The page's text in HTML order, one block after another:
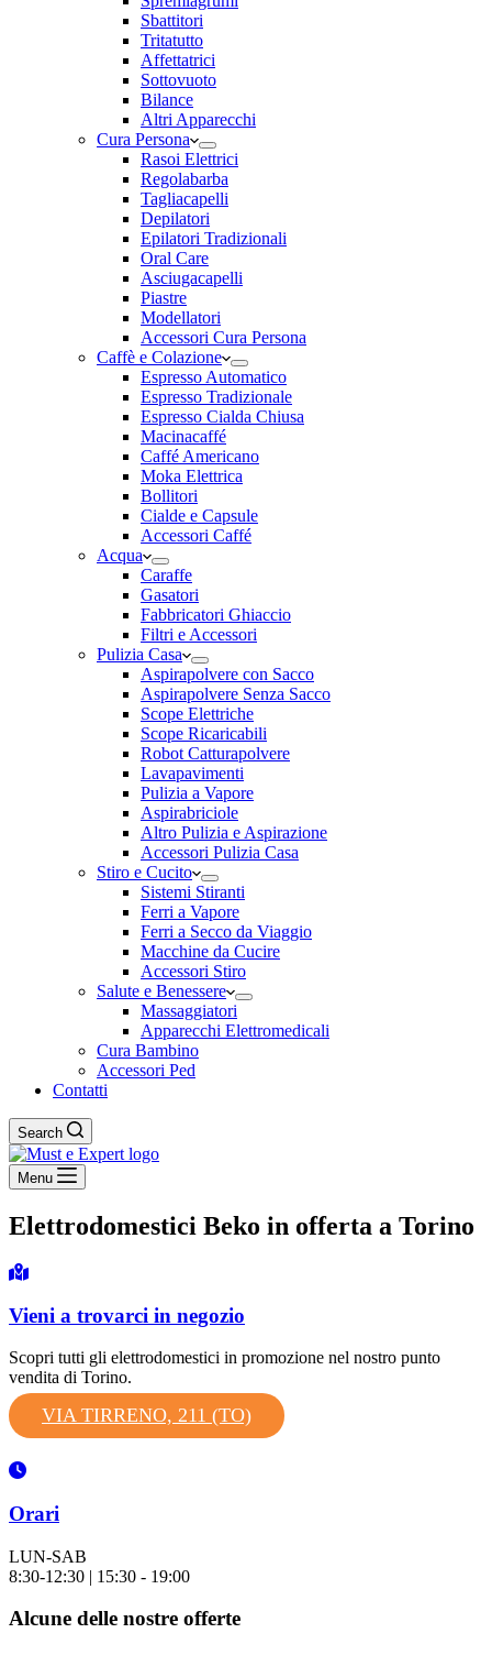
Sbattitori
Tritatutto
Affettatrici
Sottovuoto
Bilance
Altri Apparecchi
Cura Persona
Rasoi Elettrici
Regolabarba
Tagliacapelli
Depilatori
Epilatori Tradizionali
Oral Care
Asciugacapelli
Piastre
Modellatori
Accessori Cura Persona
Caffè e Colazione
Espresso Automatico
Espresso Tradizionale
Espresso Cialda Chiusa
Macinacaffé
Caffé Americano
Moka Elettrica
Bollitori
Cialde e Capsule
Accessori Caffé
Acqua
Caraffe
Gasatori
Fabbricatori Ghiaccio
Filtri e Accessori
Pulizia Casa
Aspirapolvere con Sacco
Aspirapolvere Senza Sacco
Scope Elettriche
Scope Ricaricabili
Robot Catturapolvere
Lavapavimenti
Pulizia a Vapore
Aspirabriciole
Altro Pulizia e Aspirazione
Accessori Pulizia Casa
Stiro e Cucito
Sistemi Stiranti
Ferri a Vapore
Ferri a Secco da Viaggio
Macchine da Cucire
Accessori Stiro
Salute e Benessere
Massaggiatori
Apparecchi Elettromedicali
Cura Bambino
Accessori Ped
Contatti
Search
Menu
Elettrodomestici Beko in offerta a Torino
Vieni a trovarci in negozio
Scopri tutti gli elettrodomestici in promozione nel nostro punto
vendita di Torino.
VIA TIRRENO, 211 (TO)
Orari
LUN-SAB
8:30-12:30 | 15:30 - 19:00
Alcune delle nostre offerte